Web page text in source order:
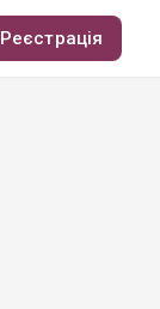
Реєстрація